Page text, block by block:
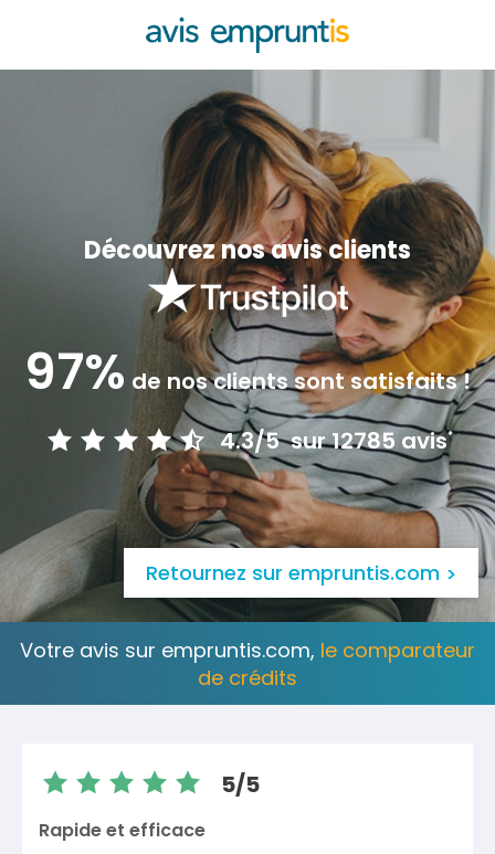
Découvrez nos avis clients
97% de nos clients sont satisfaits !
4.3/5sur 12785 avis*
Retournez sur empruntis.com
Votre avis sur empruntis.com, le comparateur
de crédits
5/5
Rapide et efficace